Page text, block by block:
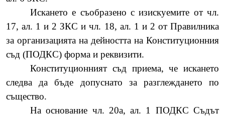
Искането е съобразено с изискуемите от чл.
17, ал. 1 и 2 ЗКС и чл. 18, ал. 1 и 2 от Правилника
за организацията на дейността на Конституционния
съд (ПОДКС) форма и реквизити.
Конституционният съд приема, че искането
следва да бъде допуснато за разглеждането по
същество.
На основание чл. 20а, ал. 1 ПОДКС Съдът